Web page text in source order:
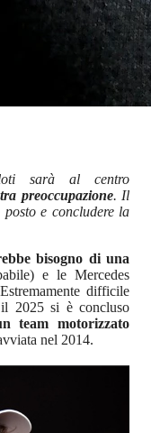
sarà al centro
preoccupazione. Il
e concludere la
bisogno di una
e le Mercedes
difficile
il 2025 si è concluso
team motorizzato
nel 2014.